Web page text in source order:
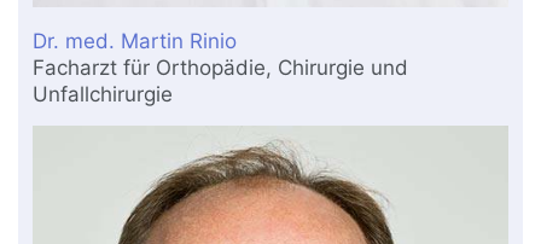
Dr. med. Martin Rinio
Facharzt für Orthopädie, Chirurgie und
Unfallchirurgie